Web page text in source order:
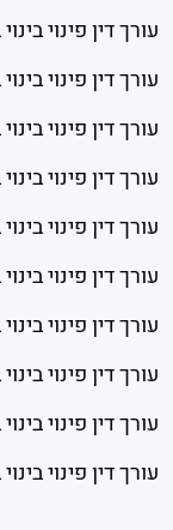
עורך דין פינוי
עורך דין פינוי
עורך דין פינוי
עורך דין פינוי
עורך דין פינוי
עורך דין פינוי
עורך דין פינוי
עורך דין פינוי
עורך דין פינוי
עורך דין פינוי